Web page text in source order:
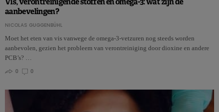
aanbevelingen?
NICOLAS GUGGENBÜHL
Moet het eten van vis vanwege de omega-3-vetzuren nog steeds worden
aanbevolen, gezien het probleem van verontreiniging door dioxine en andere
PCB’s? …
0
0